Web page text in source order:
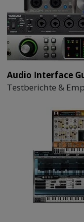
Audio Interface
Testberichte &